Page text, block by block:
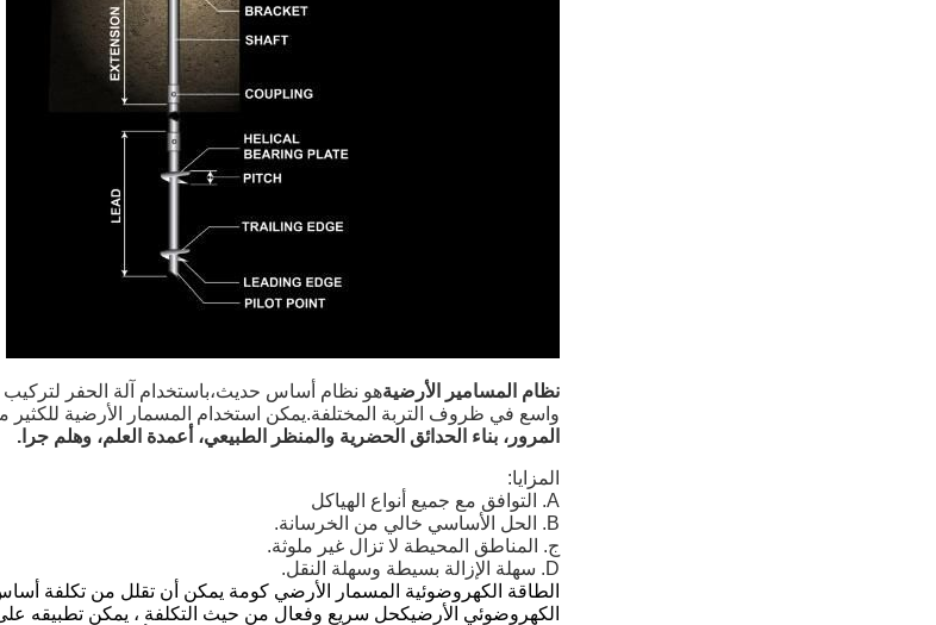
نظام المسامير الأرضيةهو نظام أساس حديث،باستخدام آلة الحفر لتركيب
واسع في ظروف التربة المختلفة.يمكن استخدام المسمار الأرضية للكثير
المرور، بناء الحدائق الحضرية والمنظر الطبيعي، أعمدة العلم، وهلم جرا.
المزايا:
A. التوافق مع جميع أنواع الهياكل
B. الحل الأساسي خالي من الخرسانة.
ج. المناطق المحيطة لا تزال غير ملوثة.
D. سهلة الإزالة بسيطة وسهلة النقل.
الطاقة الكهروضوئية المسمار الأرضي كومة يمكن أن تقلل من تكلفة أساس
الكهروضوئي الأرضيكحل سريع وفعال من حيث التكلفة ، يمكن تطبيقه